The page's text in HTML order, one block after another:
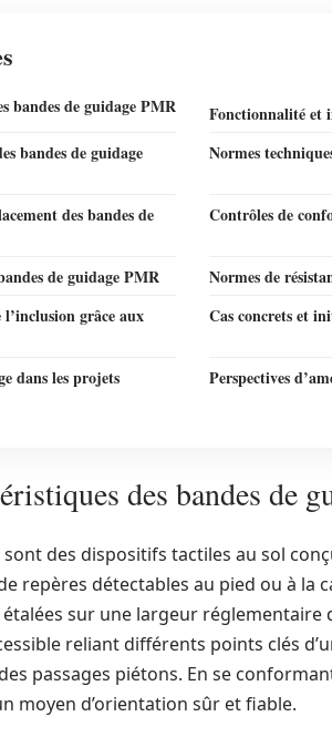
bandes de guidage PMR
Fonctionnalité et
bandes de guidage
Normes
des bandes de
Contrôles de
de guidage PMR
Normes de
grâce aux
Cas concrets et
dans les projets
Perspectives
des bandes de
sont des dispositifs tactiles au sol
repères détectables au pied ou à la
sur une largeur réglementaire
reliant différents points clés
passages piétons. En se
moyen d’orientation sûr et fiable.